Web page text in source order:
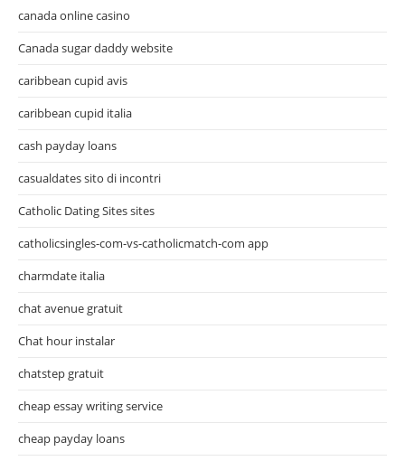
canada online casino
Canada sugar daddy website
caribbean cupid avis
caribbean cupid italia
cash payday loans
casualdates sito di incontri
Catholic Dating Sites sites
catholicsingles-com-vs-catholicmatch-com app
charmdate italia
chat avenue gratuit
Chat hour instalar
chatstep gratuit
cheap essay writing service
cheap payday loans